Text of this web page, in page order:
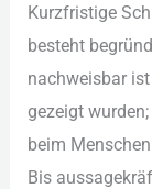
Kurzfristige
besteht
nachweisbar
gezeigt
b‬eim
B‬is